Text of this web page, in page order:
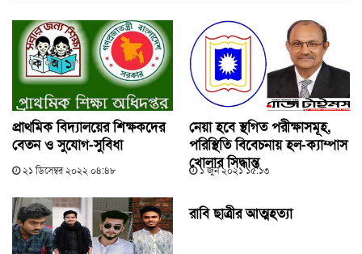
প্রাথমিক বিদ্যালয়ের শিক্ষকদের
বেতন ও সুযোগ-সুবিধা
২১ ডিসেম্বর ২০২২ ০৪:৪৮
নেয়া হবে স্থগিত পরীক্ষাসমূহ,
পরিস্থিতি বিবেচনায় হল-ক্যাম্পাস
খোলার সিদ্ধান্ত
১ জুন ২০২১ ১৫:১৩
রাবি ছাত্রীর আত্মহত্যা